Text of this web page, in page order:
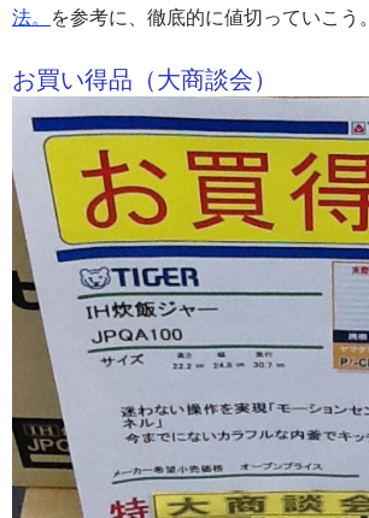
法。
を参考に、徹底的に値切っていこう。
お買い得品（大商談会）